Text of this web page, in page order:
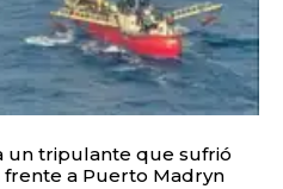
un tripulante que sufrió
a Puerto Madryn